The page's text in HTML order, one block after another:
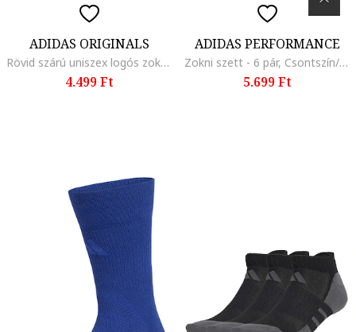
ADIDAS ORIGINALS
Rövid szárú uniszex logós zokni szett - 3 pár, Fehér/Bordó/Bézs
4.499 Ft
ADIDAS PERFORMANCE
Zokni szett - 6 pár, Csontszín/Szürke/Tengerészkék
5.699 Ft